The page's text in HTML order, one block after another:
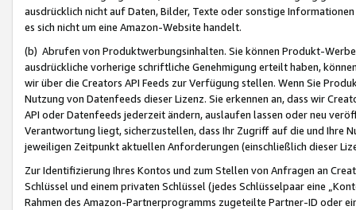
ausdrücklich nicht auf Daten, Bilder, Texte oder sonstige
es sich nicht um eine Amazon-Website handelt.
(b) Abrufen von Produktwerbungsinhalten. Sie können Produkt-
ausdrückliche vorherige schriftliche Genehmigung erteilt haben,
wir über die Creators API Feeds zur Verfügung stellen. Wenn Sie
Nutzung von Datenfeeds dieser Lizenz. Sie erkennen an, dass wir
API oder Datenfeeds jederzeit ändern, auslaufen lassen oder neu
Verantwortung liegt, sicherzustellen, dass Ihr Zugriff auf die und Ihre
jeweiligen Zeitpunkt aktuellen Anforderungen (einschließlich dieser
Zur Identifizierung Ihres Kontos und zum Stellen von Anfragen an
Schlüssel und einem privaten Schlüssel (jedes Schlüsselpaar eine
Rahmen des Amazon-Partnerprogramms zugeteilte Partner-ID oder